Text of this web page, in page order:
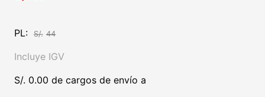
PL: S/. 44
Incluye IGV
S/. 0.00 de cargos de envío a